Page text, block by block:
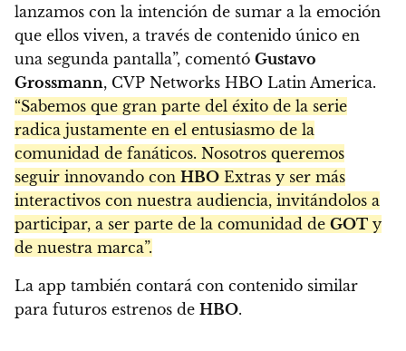
lanzamos con la intención de sumar a la emoción
que ellos viven, a través de contenido único en
una segunda pantalla”, comentó Gustavo
Grossmann, CVP Networks HBO Latin America.
“Sabemos que gran parte del éxito de la serie
radica justamente en el entusiasmo de la
comunidad de fanáticos. Nosotros queremos
seguir innovando con HBO Extras y ser más
interactivos con nuestra audiencia, invitándolos a
participar, a ser parte de la comunidad de GOT y
de nuestra marca”.
La app también contará con contenido similar
para futuros estrenos de HBO.